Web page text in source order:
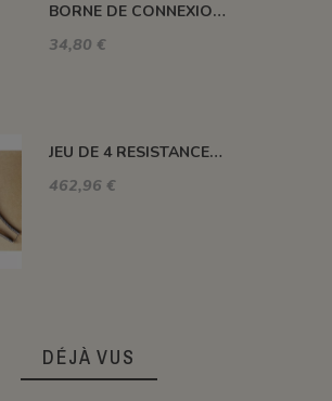
BORNE DE CONNEXION POUR FOUR H, ALFA, DELTA, HC ET SM
34,80 €
JEU DE 4 RESISTANCES FOUR 1320°C PLUTON-3S 76 L
462,96 €
DÉJÀ VUS